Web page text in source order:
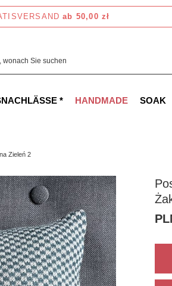
ab 50,00 zł
* HANDMADE
SOAK
Zieleń 2